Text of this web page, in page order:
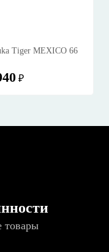
Tiger MEXICO 66
₽
товары